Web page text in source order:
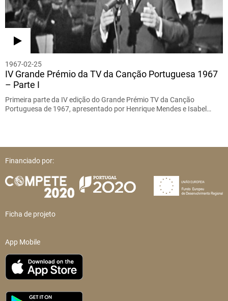
1967-02-25
IV Grande Prémio da TV da Canção Portuguesa 1967
– Parte I
Primeira parte da IV edição do Grande Prémio TV da Canção
Portuguesa de 1967, apresentado por Henrique Mendes e Isabel…
Financiado por:
Ficha de projeto
App Mobile